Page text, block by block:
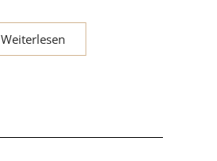
Weiterlesen